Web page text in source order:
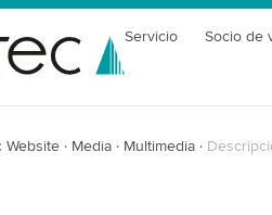
Servicio Socio de
Website Media Multimedia